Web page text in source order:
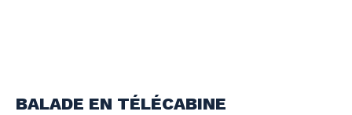
BALADE EN TÉLÉCABINE